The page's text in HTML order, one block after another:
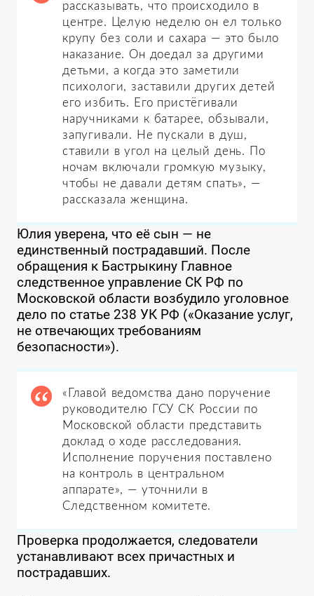
рассказывать, что происходило в
центре. Целую неделю он ел только
крупу без соли и сахара — это было
наказание. Он доедал за другими
детьми, а когда это заметили
психологи, заставили других детей
его избить. Его пристёгивали
наручниками к батарее, обзывали,
запугивали. Не пускали в душ,
ставили в угол на целый день. По
ночам включали громкую музыку,
чтобы не давали детям спать», —
рассказала женщина.
Юлия уверена, что её сын — не
единственный пострадавший. После
обращения к Бастрыкину Главное
следственное управление СК РФ по
Московской области возбудило уголовное
дело по статье 238 УК РФ («Оказание услуг,
не отвечающих требованиям
безопасности»).
«Главой ведомства дано поручение
руководителю ГСУ СК России по
Московской области представить
доклад о ходе расследования.
Исполнение поручения поставлено
на контроль в центральном
аппарате», — уточнили в
Следственном комитете.
Проверка продолжается, следователи
устанавливают всех причастных и
пострадавших.